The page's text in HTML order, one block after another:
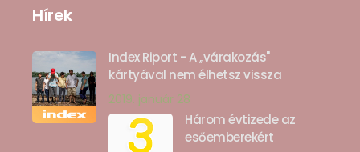
Hírek
Index Riport - A ,,várakozás"
kártyával nem élhetsz vissza
2019. január 28
Három évtizede az
esőemberekért